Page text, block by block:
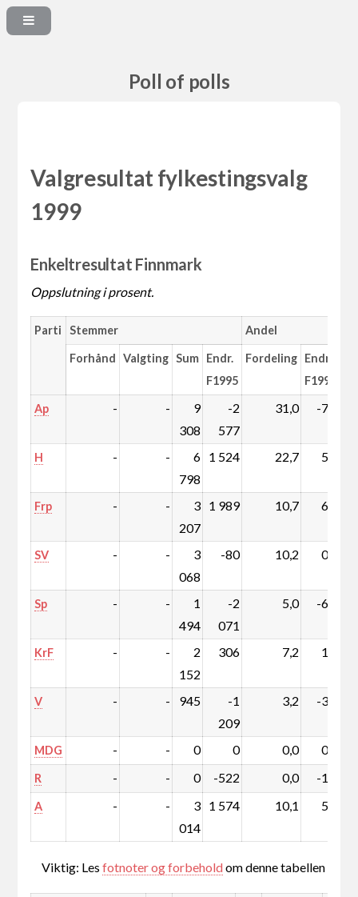
Poll of polls
Valgresultat fylkestingsvalg
1999
Enkeltresultat Finnmark
Oppslutning i prosent.
Parti Stemmer Andel
Forhånd Valgting Sum Endr.
F1995
Fordeling Endr.
F1995
Ap - -
9
308
-2
577
31,0 -7,2
H - -
6
798
1 524 22,7 5,7
Frp - -
3
207
1 989 10,7 6,8
SV - -
3
068
-80 10,2 0,1
Sp - -
1
494
-2
071
5,0 -6,5
KrF - -
2
152
306 7,2 1,2
V - - 945
-1
209
3,2 -3,8
MDG - - 0 0 0,0 0,0
R - - 0 -522 0,0 -1,7
A - -
3
014
1 574 10,1 5,4
Viktig: Lesfotnoter og forbeholdom denne tabellen